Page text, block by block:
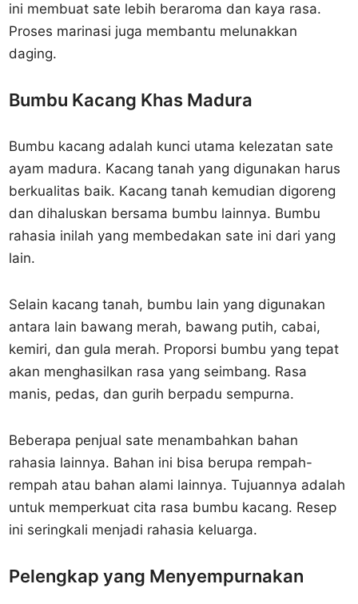
ini membuat sate lebih beraroma dan kaya rasa.
Proses marinasi juga membantu melunakkan
daging.
Bumbu Kacang Khas Madura
Bumbu kacang adalah kunci utama kelezatan sate
ayam madura. Kacang tanah yang digunakan harus
berkualitas baik. Kacang tanah kemudian digoreng
dan dihaluskan bersama bumbu lainnya. Bumbu
rahasia inilah yang membedakan sate ini dari yang
lain.
Selain kacang tanah, bumbu lain yang digunakan
antara lain bawang merah, bawang putih, cabai,
kemiri, dan gula merah. Proporsi bumbu yang tepat
akan menghasilkan rasa yang seimbang. Rasa
manis, pedas, dan gurih berpadu sempurna.
Beberapa penjual sate menambahkan bahan
rahasia lainnya. Bahan ini bisa berupa rempah-
rempah atau bahan alami lainnya. Tujuannya adalah
untuk memperkuat cita rasa bumbu kacang. Resep
ini seringkali menjadi rahasia keluarga.
Pelengkap yang Menyempurnakan